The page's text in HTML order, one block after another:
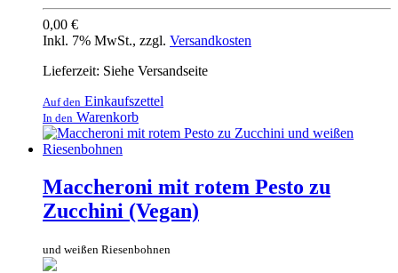
0,00 €
Inkl. 7% MwSt., zzgl. Versandkosten
Lieferzeit: Siehe Versandseite
Auf den Einkaufszettel
In den Warenkorb
Maccheroni mit rotem Pesto zu
Zucchini (Vegan)
und weißen Riesenbohnen